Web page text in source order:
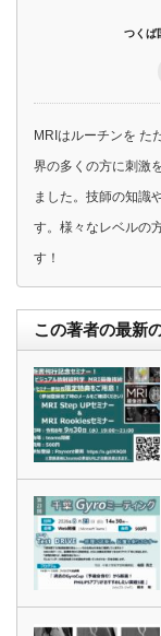
つく
MRIはルーチンを た
界の多くの方に刺激
ました。技師の知識
す。様々なレベルの
す！
この著者の最新